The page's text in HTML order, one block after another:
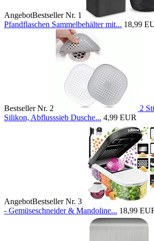
AngebotBestseller Nr. 1
Pfandflaschen Sammelbehälter mit... 18,99
Bestseller Nr. 2
2
Silikon, Abflusssieb Dusche... 4,99 EUR
AngebotBestseller Nr. 3
- Gemüseschneider & Mandoline... 18,99